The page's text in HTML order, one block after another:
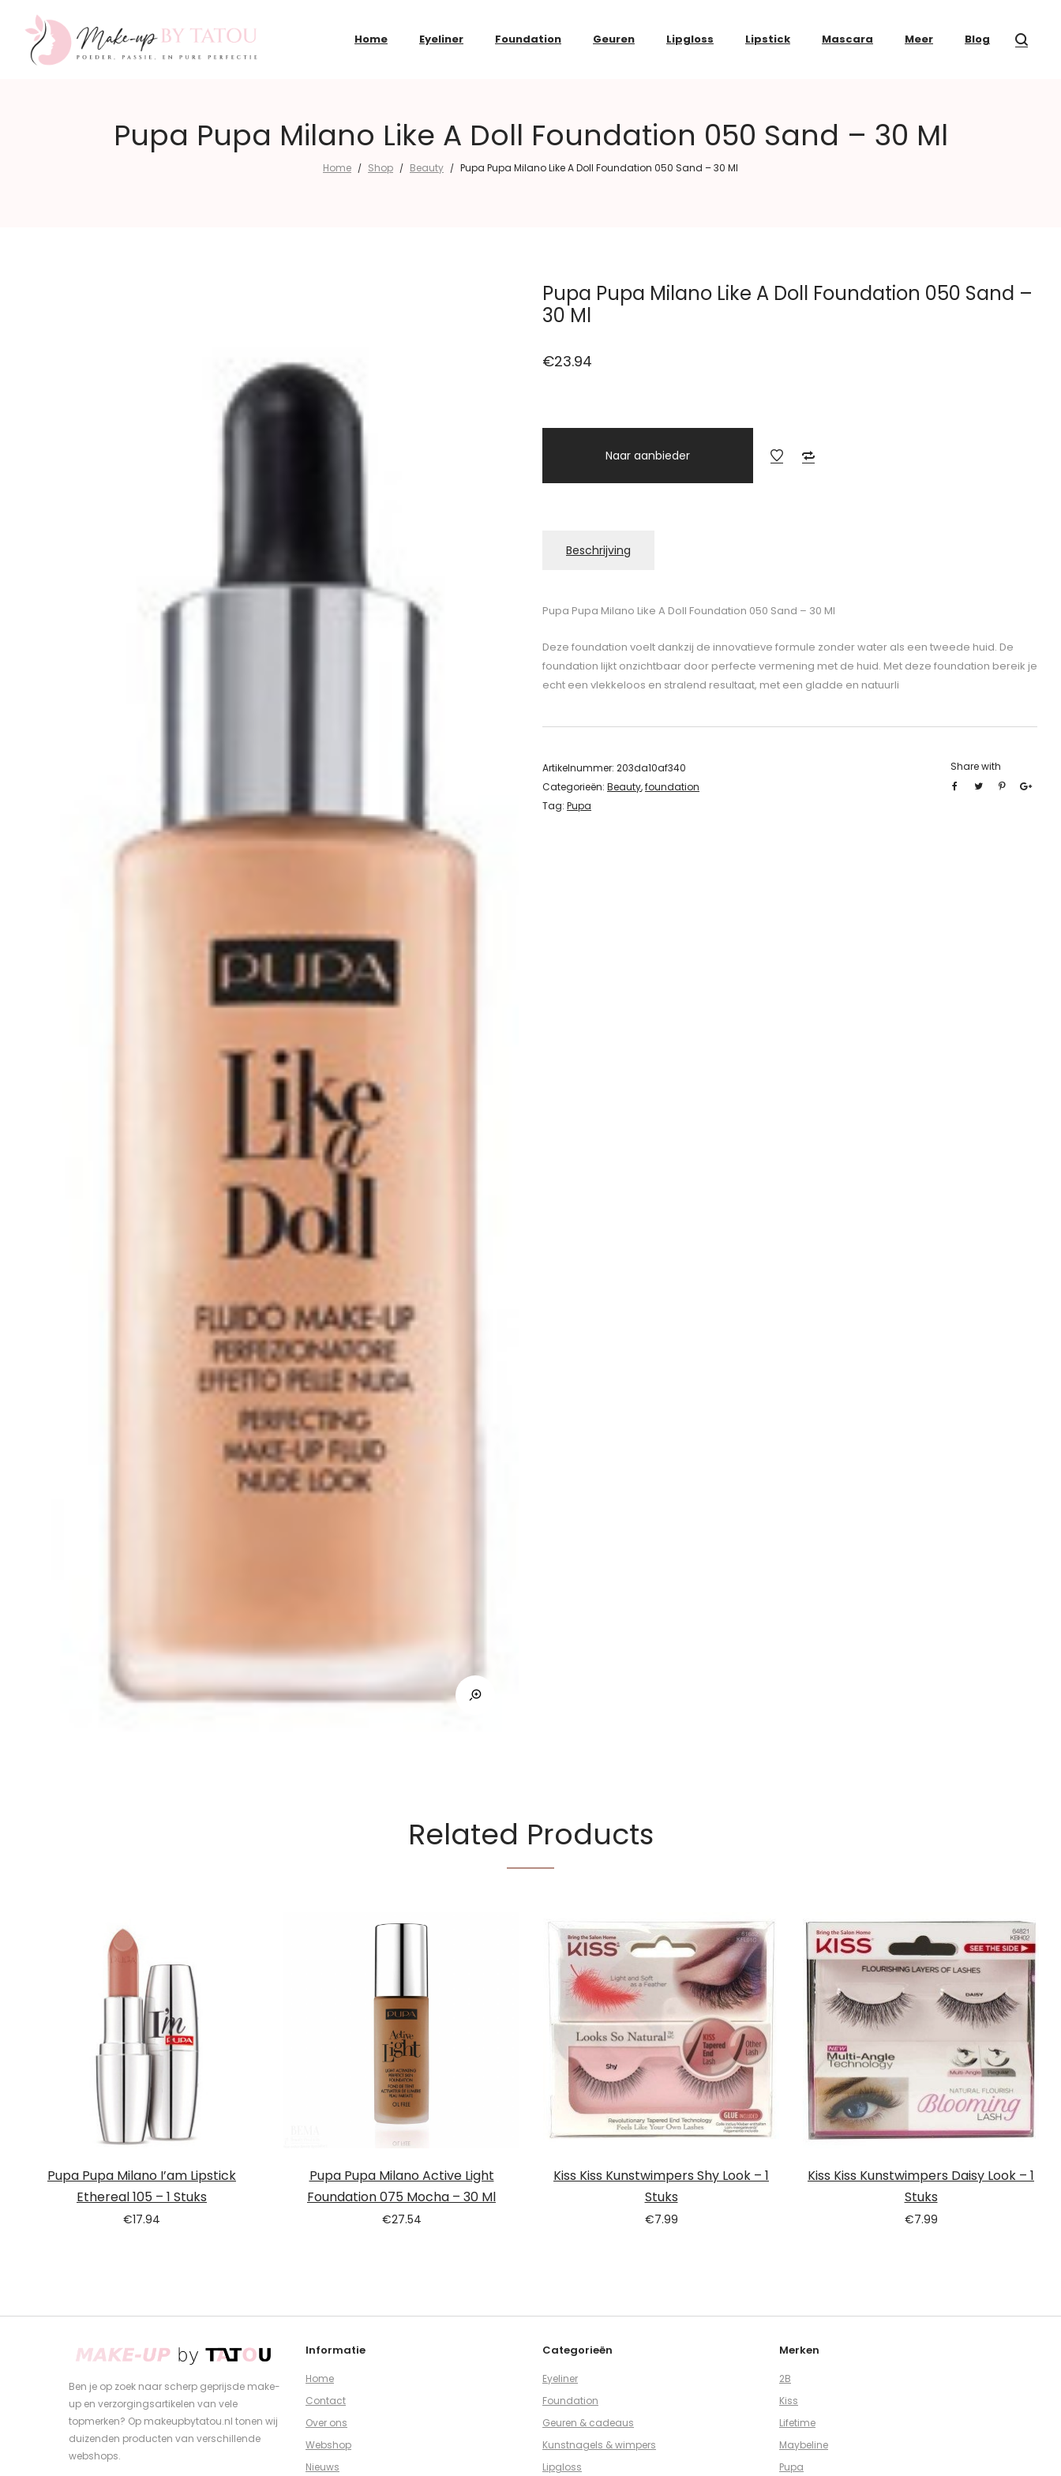
Home Eyeliner Foundation Geuren Lipgloss Lipstick Mascara Meer Blog
Pupa Pupa Milano Like A Doll Foundation 050 Sand – 30 Ml
Home / Shop / Beauty / Pupa Pupa Milano Like A Doll Foundation 050 Sand – 30 Ml
Pupa Pupa Milano Like A Doll Foundation 050 Sand –
30 Ml
€23.94
Naar aanbieder
Beschrijving
Pupa Pupa Milano Like A Doll Foundation 050 Sand – 30 Ml
Deze foundation voelt dankzij de innovatieve formule zonder water als een tweede huid. De
foundation lijkt onzichtbaar door perfecte vermening met de huid. Met deze foundation bereik je
echt een vlekkeloos en stralend resultaat, met een gladde en natuurli
Artikelnummer: 203da10af340
Categorieën: Beauty,foundation
Tag: Pupa
Share with
Related Products
Pupa Pupa Milano I’am Lipstick
Ethereal 105 – 1 Stuks
€17.94
Pupa Pupa Milano Active Light
Foundation 075 Mocha – 30 Ml
€27.54
Kiss Kiss Kunstwimpers Shy Look – 1
Stuks
€7.99
Kiss Kiss Kunstwimpers Daisy Look – 1
Stuks
€7.99
Ben je op zoek naar scherp geprijsde make-
up en verzorgingsartikelen van vele
topmerken? Op makeupbytatou.nl tonen wij
duizenden producten van verschillende
webshops.
Informatie
Home
Contact
Over ons
Webshop
Nieuws
Categorieën
Eyeliner
Foundation
Geuren & cadeaus
Kunstnagels & wimpers
Lipgloss
Merken
2B
Kiss
Lifetime
Maybeline
Pupa